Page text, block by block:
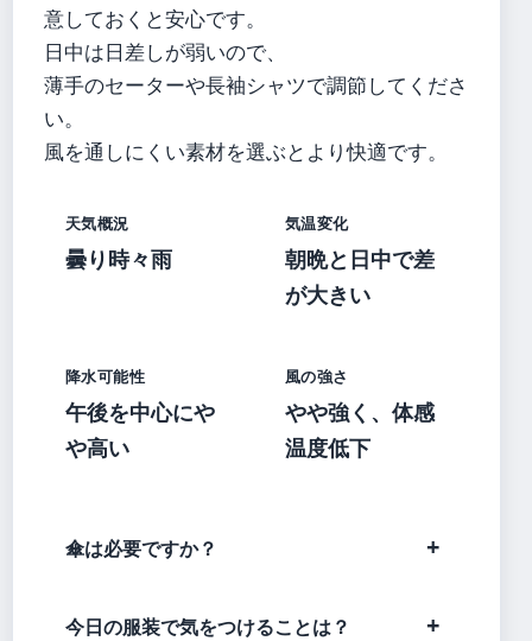
意しておくと安心です。
日中は日差しが弱いので、
薄手のセーターや長袖シャツで調節してくださ
い。
風を通しにくい素材を選ぶとより快適です。
天気概況
曇り時々雨
気温変化
朝晩と日中で差
が大きい
降水可能性
午後を中心にや
や高い
風の強さ
やや強く、体感
温度低下
傘は必要ですか？
今日の服装で気をつけることは？